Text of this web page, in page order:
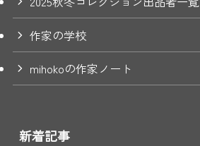
作家の学校
mihokoの作家ノート
新着記事